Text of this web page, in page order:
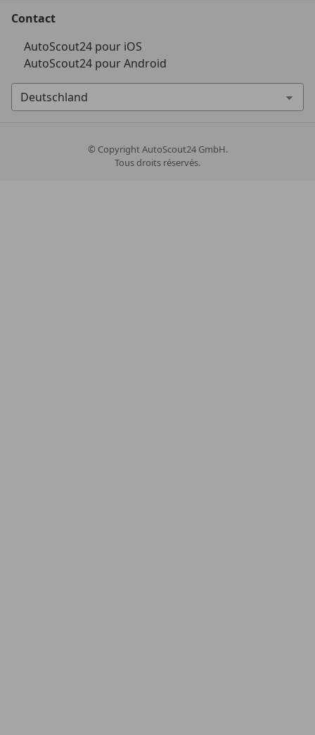
Contact
AutoScout24 pour iOS
AutoScout24 pour Android
© CopyrightAutoScout24 GmbH.
Tous droits réservés.